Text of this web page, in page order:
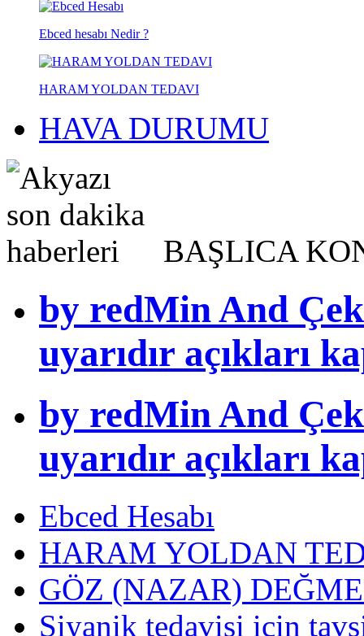
Ebced hesabı Nedir ?
HARAM YOLDAN TEDAVI
HAVA DURUMU
BAŞLICA
by redMin And
uyarıdır açıkları
by redMin And
uyarıdır açıkları
Ebced Hesabı
HARAM YOLDAN
GÖZ (NAZAR)
Siyanik tedavisi icin